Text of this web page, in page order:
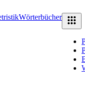
Wörterbücher